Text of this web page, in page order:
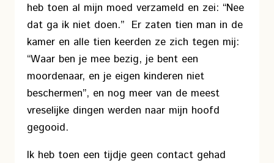
heb toen al mijn moed verzameld en zei: “Nee
dat ga ik niet doen.” Er zaten tien man in de
kamer en alle tien keerden ze zich tegen mij:
“Waar ben je mee bezig, je bent een
moordenaar, en je eigen kinderen niet
beschermen”, en nog meer van de meest
vreselijke dingen werden naar mijn hoofd
gegooid.
Ik heb toen een tijdje geen contact gehad